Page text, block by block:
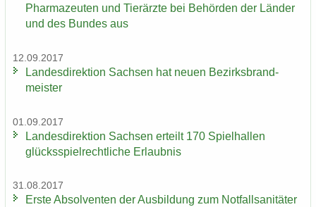
Phar­ma­zeu­ten und Tier­ärz­te bei Be­hör­den der Län­der
und des Bun­des aus
12.09.2017
Lan­des­di­rek­ti­on Sach­sen hat neuen Be­zirks­brand­
meis­ter
01.09.2017
Lan­des­di­rek­ti­on Sach­sen er­teilt 170 Spiel­hal­len
glücks­spiel­recht­li­che Er­laub­nis
31.08.2017
Erste Ab­sol­ven­ten der Aus­bil­dung zum Not­fall­sa­ni­tä­ter